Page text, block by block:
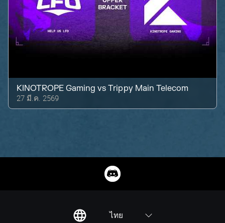
KINOTROPE Gaming vsTrippy Main Telecom
27 มี.ค. 2569
ไทย